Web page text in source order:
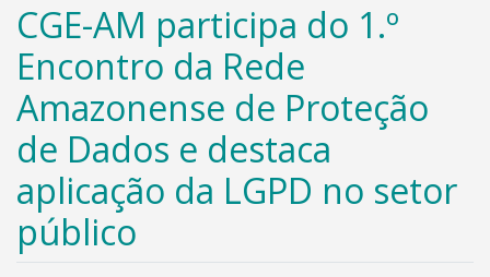
CGE-AM participa do 1.º
Encontro da Rede
Amazonense de Proteção
de Dados e destaca
aplicação da LGPD no setor
público